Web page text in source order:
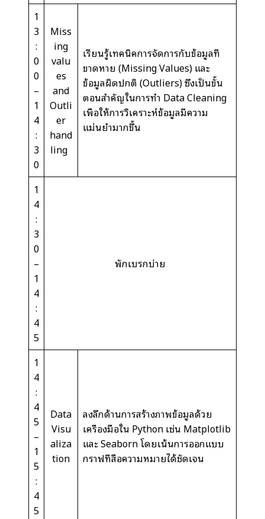
1
3
:
0
0
–
1
4
:
3
0
Miss
ing
valu
es
and
Outli
er
hand
ling
เรียนรู้เทคนิคการจัดการกับข้อมูลที่
ขาดหาย (Missing Values) และ
ข้อมูลผิดปกติ (Outliers) ซึ่งเป็นขั้น
ตอนสำคัญในการทำ Data Cleaning
เพื่อให้การวิเคราะห์ข้อมูลมีความ
แม่นยำมากขึ้น
1
4
:
3
0
–
1
4
:
4
5
พักเบรกบ่าย
1
4
:
4
5
–
1
5
:
4
5
Data
Visu
aliza
tion
ลงลึกด้านการสร้างภาพข้อมูลด้วย
เครื่องมือใน Python เช่น Matplotlib
และ Seaborn โดยเน้นการออกแบบ
กราฟที่สื่อความหมายได้ชัดเจน